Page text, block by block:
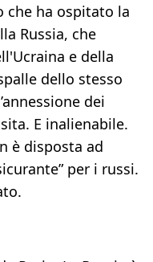
che ha ospitato la
Russia, che
e della
dello stesso
dei
E inalienabile.
è disposta ad
per i russi.